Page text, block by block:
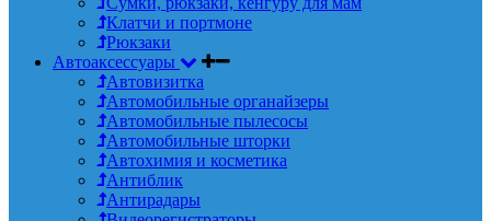
Клатчи и портмоне
Рюкзаки
Автоаксессуары
Автовизитка
Автомобильные органайзеры
Автомобильные пылесосы
Автомобильные шторки
Автохимия и косметика
Антиблик
Антирадары